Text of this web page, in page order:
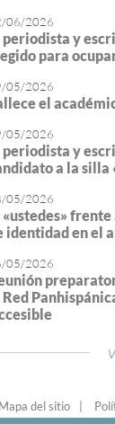
06/2026
periodista y
para
05/2026
el
05/2026
periodista y
a la silla
05/2026
«ustedes»
identidad en el
05/2026
Red
Mapa del sitio